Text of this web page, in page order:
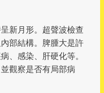
新月形。超聲波檢查
部結構。脾腫大是許
、感染、肝硬化等。
觀察是否有局部病